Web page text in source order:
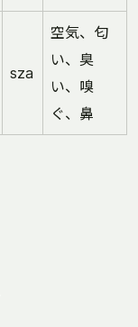
sza
空気、匂
い、臭
い、嗅
ぐ、鼻